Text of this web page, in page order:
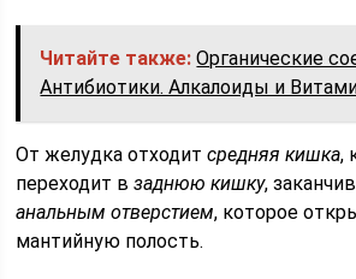
Читайте также: Органические
Антибиотики. Алкалоиды и
От желудка отходитсредняя кишка,
переходит взаднюю кишку,
анальным отверстием, которое
мантийную полость.